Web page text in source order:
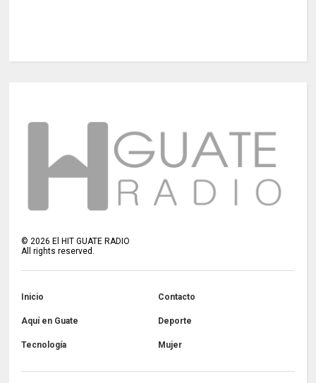
© 2026 El HIT GUATE RADIO
All rights reserved.
Inicio Contacto
Aquí en Guate Deporte
Tecnología Mujer